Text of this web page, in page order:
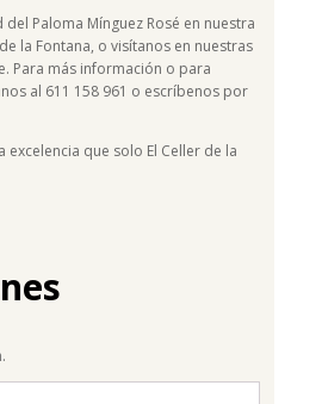
Paloma Mínguez Rosé en nuestra
la Fontana, o visítanos en nuestras
Para más información o para
al 611 158 961 o escríbenos por
excelencia que solo El Celler de la